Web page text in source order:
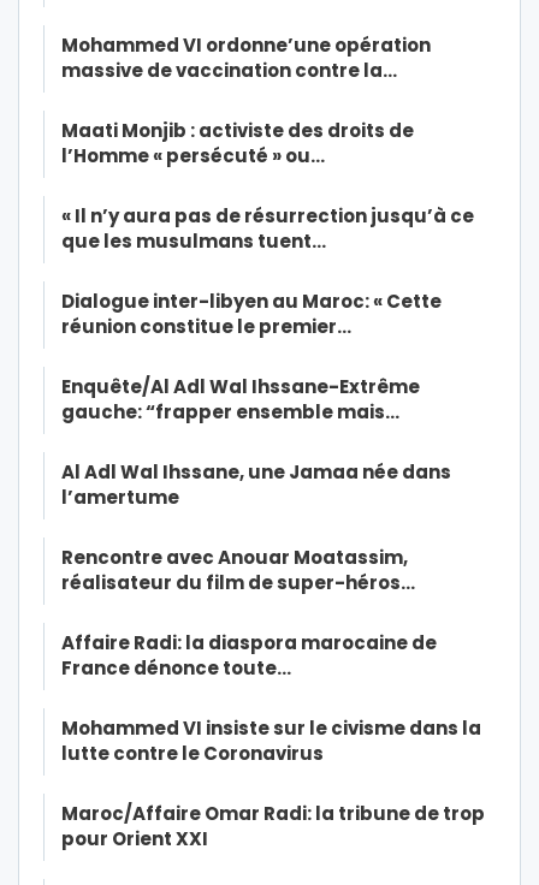
Mohammed VI ordonne’une opération
massive de vaccination contre la…
Maati Monjib : activiste des droits de
l’Homme « persécuté » ou…
« Il n’y aura pas de résurrection jusqu’à ce
que les musulmans tuent…
Dialogue inter-libyen au Maroc: « Cette
réunion constitue le premier…
Enquête/Al Adl Wal Ihssane-Extrême
gauche: “frapper ensemble mais…
Al Adl Wal Ihssane, une Jamaa née dans
l’amertume
Rencontre avec Anouar Moatassim,
réalisateur du film de super-héros…
Affaire Radi: la diaspora marocaine de
France dénonce toute…
Mohammed VI insiste sur le civisme dans la
lutte contre le Coronavirus
Maroc/Affaire Omar Radi: la tribune de trop
pour Orient XXI